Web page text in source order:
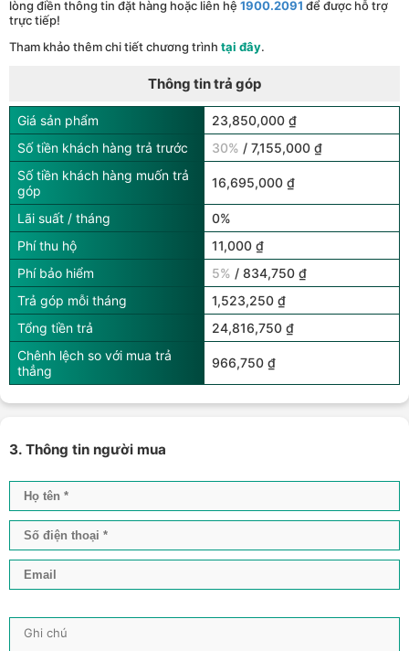
lòng điền thông tin đặt hàng hoặc liên hệ 1900.2091 để được hỗ trợ
trực tiếp!
Tham khảo thêm chi tiết chương trình tại đây.
Thông tin trả góp
Giá sản phẩm
23,850,000 ₫
Số tiền khách hàng trả trước
30% / 7,155,000 ₫
Số tiền khách hàng muốn trả
góp
16,695,000 ₫
Lãi suất / tháng
0%
Phí thu hộ
11,000 ₫
Phí bảo hiểm
5% / 834,750 ₫
Trả góp mỗi tháng
1,523,250 ₫
Tổng tiền trả
24,816,750 ₫
Chênh lệch so với mua trả
thẳng
966,750 ₫
3. Thông tin người mua